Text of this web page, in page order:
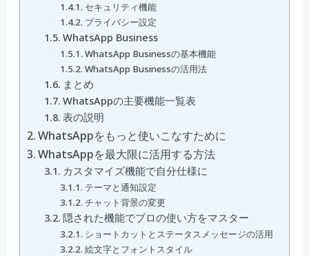
セキュリティ機能
プライバシー設定
WhatsApp Business
WhatsApp Businessの基本機能
WhatsApp Businessの活用法
まとめ
WhatsAppの主要機能一覧表
表の説明
WhatsAppをもっと使いこなすために
WhatsAppを最大限に活用する方法
カスタマイズ機能で自分仕様に
テーマと通知設定
チャット背景の変更
隠された機能でプロの使い方をマスター
ショートカットとステータスメッセージの活用
絵文字とフォントスタイル